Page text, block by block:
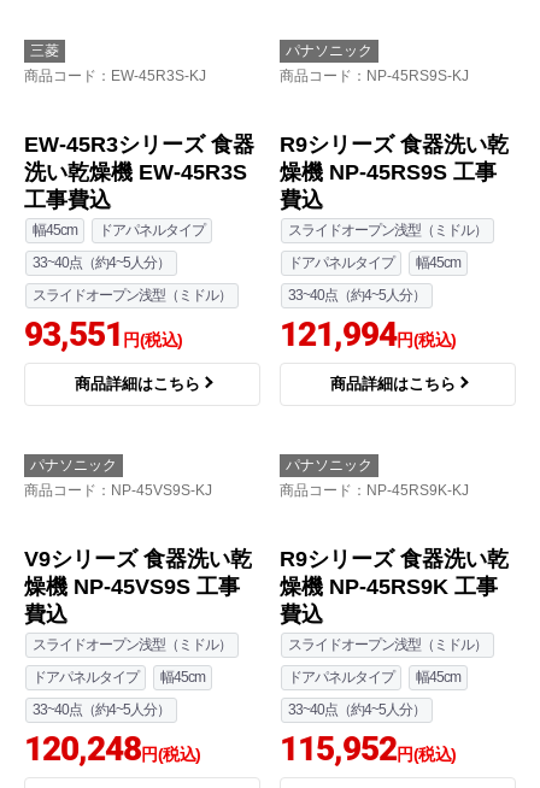
三菱
商品コード ：EW-45R3S-KJ
EW-45R3シリーズ 食器
洗い乾燥機 EW-45R3S
工事費込
幅45cm
ドアパネルタイプ
33~40点（約4~5人分）
スライドオープン浅型（ミドル）
93,551 円(税込)
商品詳細はこちら
パナソニック
商品コード ：NP-45RS9S-KJ
R9シリーズ 食器洗い乾
燥機 NP-45RS9S 工事
費込
スライドオープン浅型（ミドル）
ドアパネルタイプ
幅45cm
33~40点（約4~5人分）
121,994円(税込)
商品詳細はこちら
パナソニック
商品コード ：NP-45VS9S-KJ
V9シリーズ 食器洗い乾
燥機 NP-45VS9S 工事
費込
スライドオープン浅型（ミドル）
ドアパネルタイプ
幅45cm
33~40点（約4~5人分）
120,248円(税込)
パナソニック
商品コード ：NP-45RS9K-KJ
R9シリーズ 食器洗い乾
燥機 NP-45RS9K 工事
費込
スライドオープン浅型（ミドル）
ドアパネルタイプ
幅45cm
33~40点（約4~5人分）
115,952円(税込)